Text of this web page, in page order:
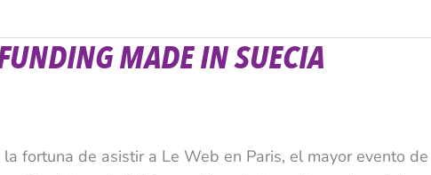
MADE IN SUECIA
fortuna de asistir a Le Web en Paris, el mayor evento de